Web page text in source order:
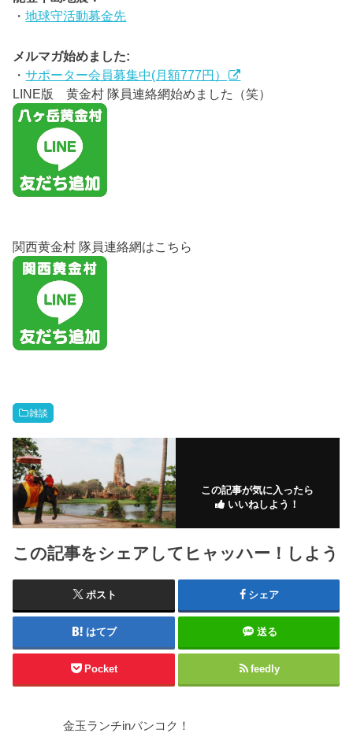
・地球守活動募金先
メルマガ始めました:
・サポーター会員募集中(月額777円）
LINE版 黄金村 隊員連絡網始めました（笑）
関西黄金村 隊員連絡網はこちら
雑談
この記事が気に入ったら
いいねしよう！
この記事をシェアしてヒャッハー！しよう
ポスト シェア
はてブ 送る
Pocket feedly
金玉ランチinバンコク！